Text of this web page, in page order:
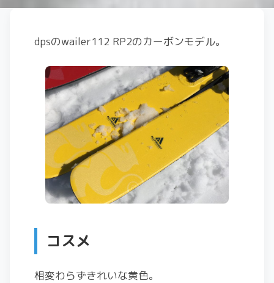
dpsのwailer112 RP2のカーボンモデル。
コスメ
相変わらずきれいな黄色。